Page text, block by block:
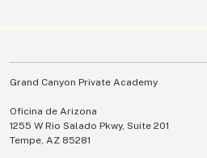
Grand Canyon Private Academy
Oficina de Arizona
1255 W Rio Salado Pkwy, Suite 201
Tempe, AZ 85281